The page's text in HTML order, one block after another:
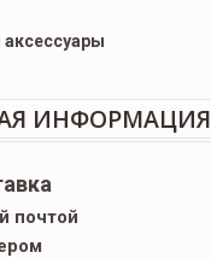
ИНФОРМАЦИЯ
почтой